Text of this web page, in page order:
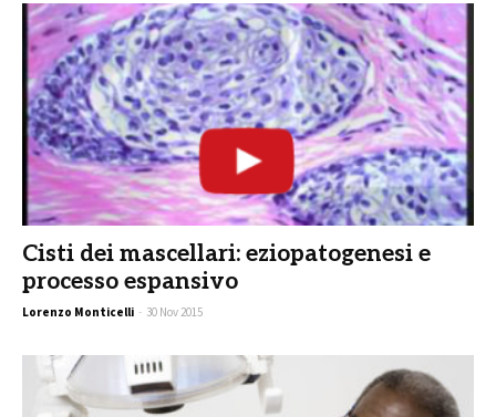
Cisti dei mascellari: eziopatogenesi e
processo espansivo
Lorenzo Monticelli - 30 Nov 2015